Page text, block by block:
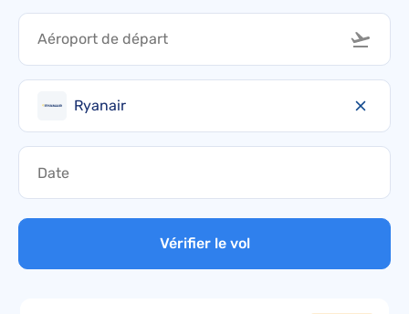
Ryanair
Vérifier le vol